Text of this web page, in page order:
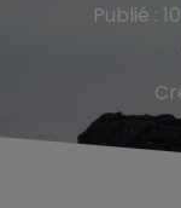
Publié :